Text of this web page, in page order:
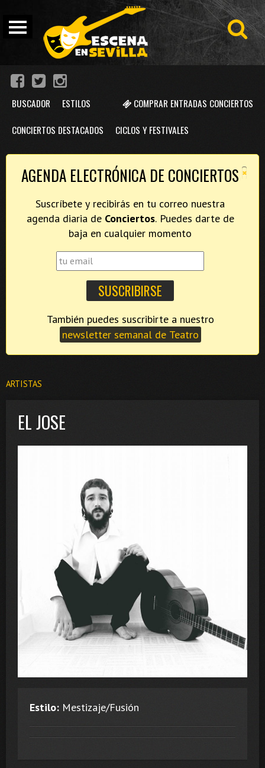
COMPRAR ENTRADAS CONCIERTOS
BUSCADOR ESTILOS
CONCIERTOS DESTACADOS CICLOS Y FESTIVALES
×
AGENDA ELECTRÓNICA DE CONCIERTOS
Suscríbete y recibirás en tu correo nuestra
agenda diaria de Conciertos. Puedes darte de
baja en cualquier momento
newsletter semanal de Teatro
ARTISTAS
EL JOSE
Estilo: Mestizaje/Fusión